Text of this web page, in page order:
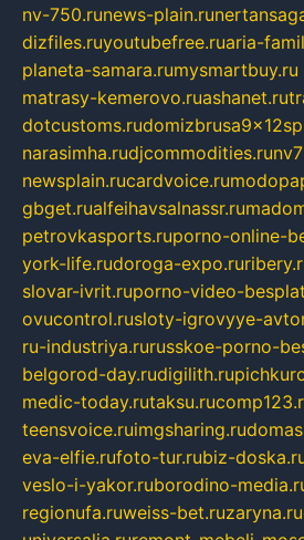
nv-750.runews-plain.ru
dizfiles.ruyoutubefree.ruaria-
planeta-samara.rumysmartbuy.ru
matrasy-kemerovo.ruashanet.ru
dotcustoms.ru
narasimha.rudjcommodities.ru
newsplain.rucardvoice.ru
gbget.rualfeihavsalnassr.ru
petrovkasports.ruporno-online-
york-life.rudoroga-expo.ru
slovar-ivrit.ruporno-video-
ovucontrol.rusloty-igrovyye-
ru-industriya.rurusskoe-porno-
belgorod-day.rudigilith.ru
medic-today.rutaksu.ru
teensvoice.ruimgsharing.ru
eva-elfie.rufoto-tur.rubiz-
veslo-i-yakor.ruborodino-
regionufa.ruweiss-bet.ruzaryna.ru